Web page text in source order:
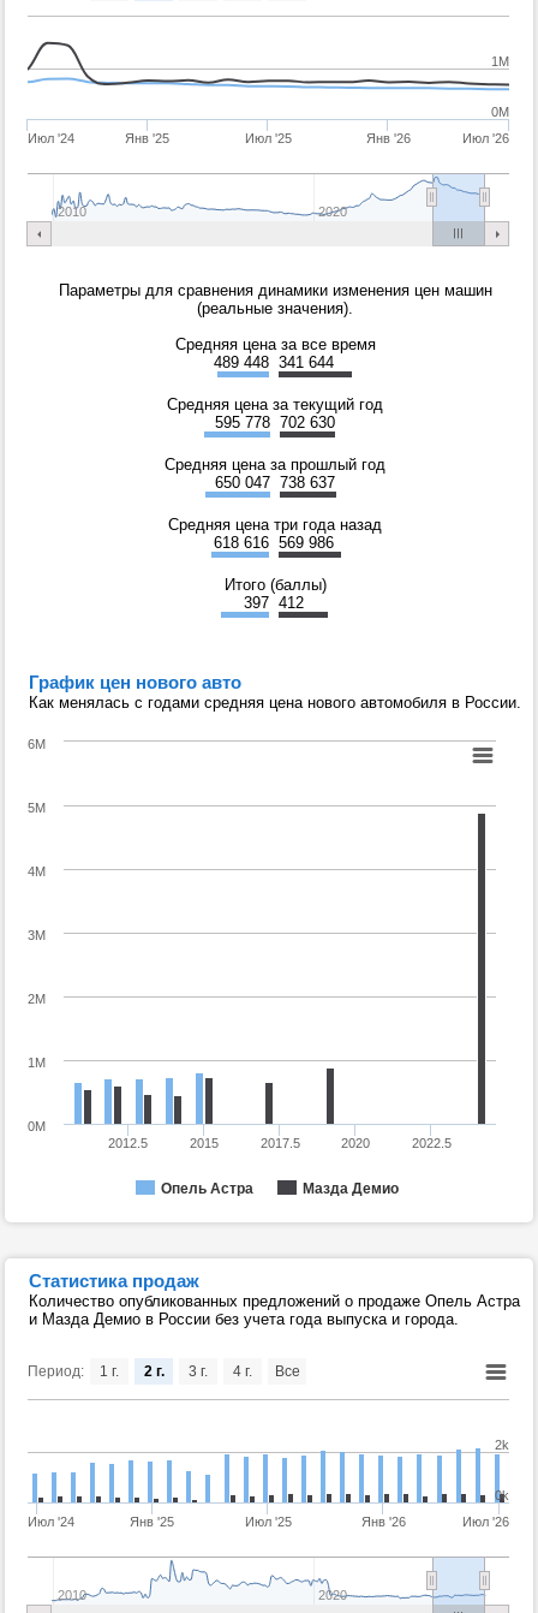
Июл '24 Янв '25 Июл '25 Янв '26 Июл '26
2010 2020
1M
0M
Параметры для сравнения динамики изменения цен машин
(реальные значения).
Средняя цена за все время
489 448 341 644
Средняя цена за текущий год
595 778 702 630
Средняя цена за прошлый год
650 047 738 637
Средняя цена три года назад
618 616 569 986
Итого (баллы)
397 412
График цен нового авто
Как менялась с годами средняя цена нового автомобиля в России.
Опель Астра Мазда Демио
2012.5 2015 2017.5 2020 2022.5
0M
1M
2M
3M
4M
5M
6M
Статистика продаж
Количество опубликованных предложений о продаже Опель Астра
и Мазда Демио в России без учета года выпуска и города.
Период:
Июл '24 Янв '25 Июл '25 Янв '26 Июл '26
2010 2020
0k
2k
1 г. 2 г. 3 г. 4 г. Все